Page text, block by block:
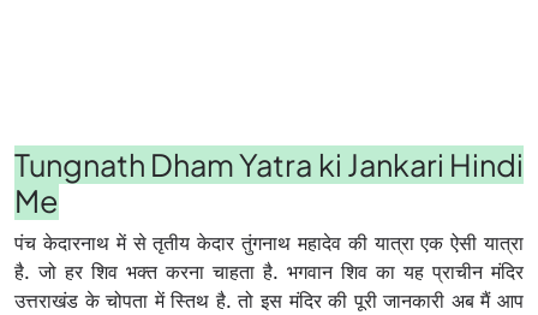
Tungnath Dham Yatra ki Jankari Hindi
Me
पंच केदारनाथ में से तृतीय केदार तुंगनाथ महादेव की यात्रा एक ऐसी यात्रा
है. जो हर शिव भक्त करना चाहता है. भगवान शिव का यह प्राचीन मंदिर
उत्तराखंड के चोपता में स्तिथ है. तो इस मंदिर की पूरी जानकारी अब मैं आप